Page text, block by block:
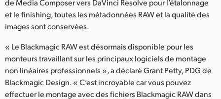
de Media Composer vers DaVinci Resolve pour l’étalonnage
et le finishing, toutes les métadonnées RAW et la qualité des
images sont conservées.
« Le Blackmagic RAW est désormais disponible pour les
monteurs travaillant sur les principaux logiciels de montage
non linéaires professionnels », a déclaré Grant Petty, PDG de
Blackmagic Design. « C’est incroyable car vous pouvez
effectuer le montage avec des fichiers Blackmagic RAW dans